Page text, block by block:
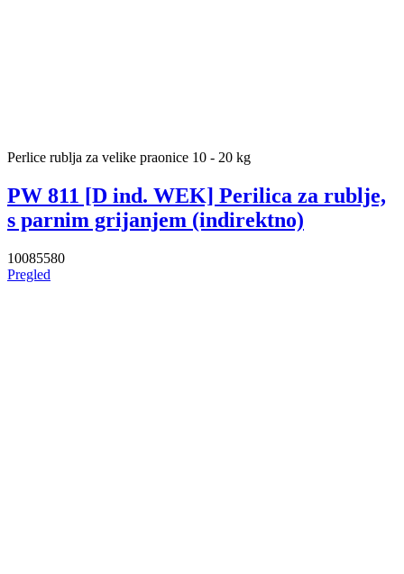
Perlice rublja za velike praonice 10 - 20 kg
PW 811 [D ind. WEK] Perilica za rublje,
s parnim grijanjem (indirektno)
10085580
Pregled